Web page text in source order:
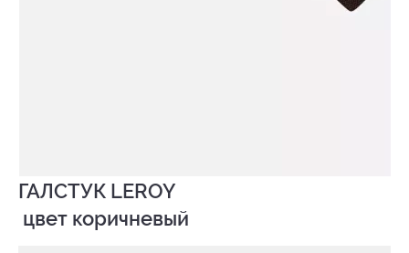
ГАЛСТУК LEROY
цвет коричневый